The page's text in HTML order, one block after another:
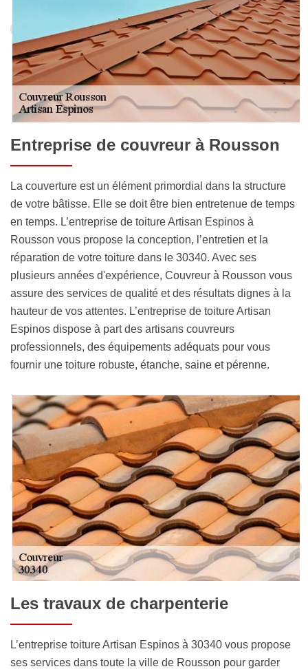
Entreprise de couvreur à Rousson
La couverture est un élément primordial dans la structure
de votre bâtisse. Elle se doit être bien entretenue de temps
en temps. L’entreprise de toiture Artisan Espinos à
Rousson vous propose la conception, l’entretien et la
réparation de votre toiture dans le 30340. Avec ses
plusieurs années d'expérience, Couvreur à Rousson vous
assure des services de qualité et des résultats dignes à la
hauteur de vos attentes. L’entreprise de toiture Artisan
Espinos dispose à part des artisans couvreurs
professionnels, des équipements adéquats pour vous
fournir une toiture robuste, étanche, saine et pérenne.
Les travaux de charpenterie
L’entreprise toiture Artisan Espinos à 30340 vous propose
ses services dans toute la ville de Rousson pour garder